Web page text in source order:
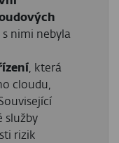
nimi nebyla
, která
cloudu,
služby
rizik